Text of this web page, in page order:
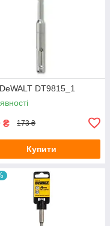
DT9815_1
₴ 173 ₴
Купити